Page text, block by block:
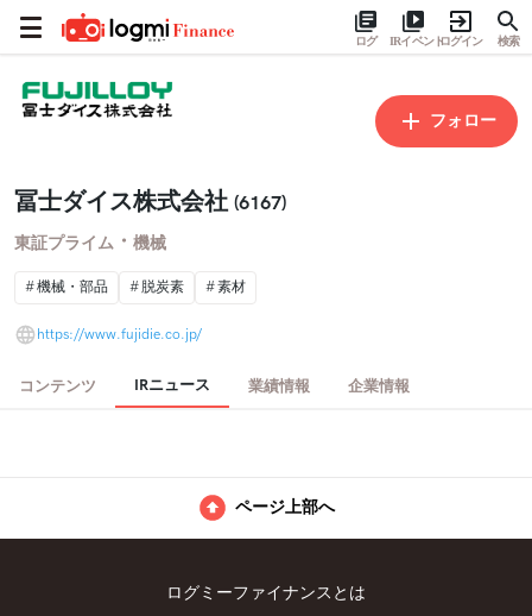
ログ IRイベントログイン 検索
フォロー
冨士ダイス株式会社 (6167)
東証プライム ・ 機械
機械・部品 脱炭素 素材
https://www.fujidie.co.jp/
コンテンツ IRニュース 業績情報 企業情報
ページ上部へ
ログミーファイナンスとは